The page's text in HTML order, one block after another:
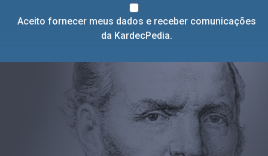
Aceito fornecer meus dados e receber comunicações
da KardecPedia.